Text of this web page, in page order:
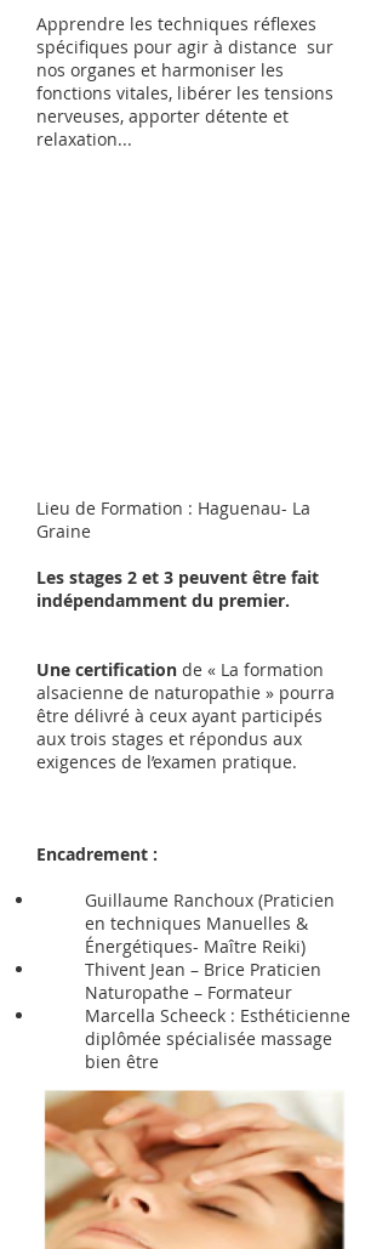
Apprendre les techniques réflexes
spécifiques pour agir à distance sur
nos organes et harmoniser les
fonctions vitales, libérer les tensions
nerveuses, apporter détente et
relaxation...
Lieu de Formation : Haguenau- La
Graine
Les stages 2 et 3 peuvent être fait
indépendamment du premier.
Une certification de « La formation
alsacienne de naturopathie » pourra
être délivré à ceux ayant participés
aux trois stages et répondus aux
exigences de l’examen pratique.
Encadrement :
Guillaume Ranchoux (Praticien
en techniques Manuelles &
Énergétiques- Maître Reiki)
Thivent Jean – Brice Praticien
Naturopathe – Formateur
Marcella Scheeck : Esthéticienne
diplômée spécialisée massage
bien être